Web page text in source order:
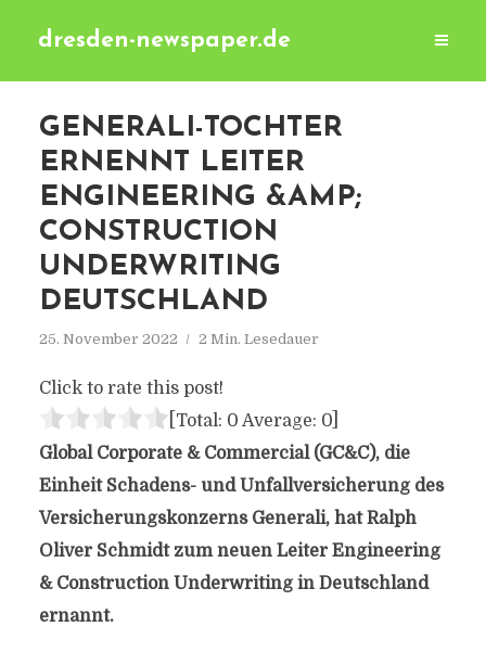
dresden-newspaper.de
GENERALI-TOCHTER
ERNENNT LEITER
ENGINEERING &AMP;
CONSTRUCTION
UNDERWRITING
DEUTSCHLAND
25. November 2022 2 Min. Lesedauer
Click to rate this post!
[Total: 0 Average: 0]
Global Corporate & Commercial (GC&C), die
Einheit Schadens- und Unfallversicherung des
Versicherungskonzerns Generali, hat Ralph
Oliver Schmidt zum neuen Leiter Engineering
& Construction Underwriting in Deutschland
ernannt.